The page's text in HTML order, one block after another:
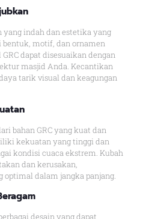
indah dan estetika yang
bentuk, motif, dan ornamen
dapat disesuaikan dengan
masjid Anda. Kecantikan
tarik visual dan keagungan
bahan GRC yang kuat dan
kekuatan yang tinggi dan
kondisi cuaca ekstrem. Kubah
dan kerusakan,
dalam jangka panjang.
desain yang dapat